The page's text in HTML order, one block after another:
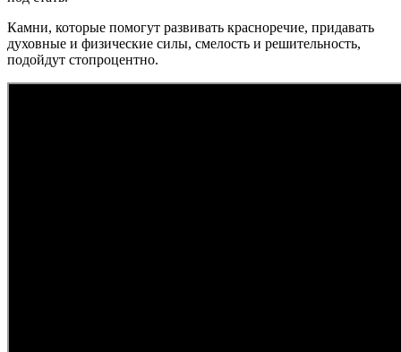
Камни, которые помогут развивать красноречие, придавать
духовные и физические силы, смелость и решительность,
подойдут стопроцентно.